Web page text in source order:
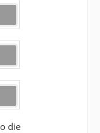
die